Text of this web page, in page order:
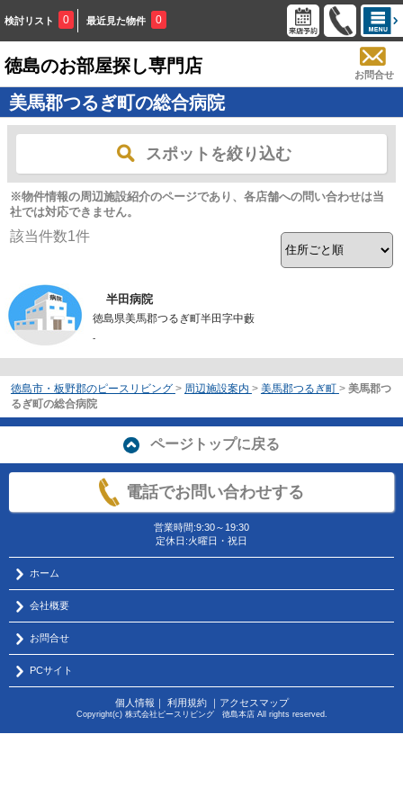
検討リスト 0 最近見た物件 0
徳島のお部屋探し専門店 お問合せ
美馬郡つるぎ町の総合病院
スポットを絞り込む
※物件情報の周辺施設紹介のページであり、各店舗への問い合わせは当
社では対応できません。
該当件数1件
半田病院
徳島県美馬郡つるぎ町半田字中藪
-
徳島市・板野郡のピースリビング > 周辺施設案内 > 美馬郡つるぎ町 > 美馬郡つ
るぎ町の総合病院
ページトップに戻る
電話でお問い合わせする
営業時間:9:30～19:30
定休日:火曜日・祝日
ホーム
会社概要
お問合せ
PCサイト
個人情報 ｜ 利用規約｜ アクセスマップ
Copyright(c) 株式会社ピースリビング 徳島本店 All rights reserved.